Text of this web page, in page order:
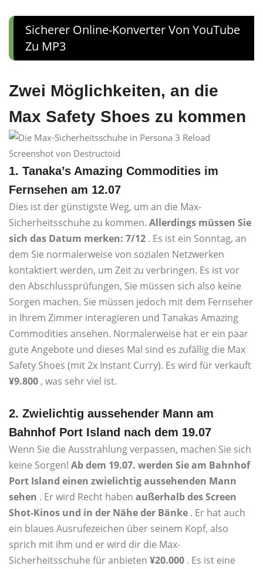
Sicherer Online-Konverter Von YouTube
Zu MP3
Zwei Möglichkeiten, an die
Max Safety Shoes zu kommen
Screenshot von Destructoid
1. Tanaka’s Amazing Commodities im
Fernsehen am 12.07
Dies ist der günstigste Weg, um an die Max-
Sicherheitsschuhe zu kommen. Allerdings müssen Sie
sich das Datum merken: 7/12 . Es ist ein Sonntag, an
dem Sie normalerweise von sozialen Netzwerken
kontaktiert werden, um Zeit zu verbringen. Es ist vor
den Abschlussprüfungen, Sie müssen sich also keine
Sorgen machen. Sie müssen jedoch mit dem Fernseher
in Ihrem Zimmer interagieren und Tanakas Amazing
Commodities ansehen. Normalerweise hat er ein paar
gute Angebote und dieses Mal sind es zufällig die Max
Safety Shoes (mit 2x Instant Curry). Es wird für verkauft
¥9.800 , was sehr viel ist.
2. Zwielichtig aussehender Mann am
Bahnhof Port Island nach dem 19.07
Wenn Sie die Ausstrahlung verpassen, machen Sie sich
keine Sorgen! Ab dem 19.07. werden Sie am Bahnhof
Port Island einen zwielichtig aussehenden Mann
sehen . Er wird Recht haben außerhalb des Screen
Shot-Kinos und in der Nähe der Bänke . Er hat auch
ein blaues Ausrufezeichen über seinem Kopf, also
sprich mit ihm und er wird dir die Max-
Sicherheitsschuhe für anbieten ¥20.000 . Es ist eine